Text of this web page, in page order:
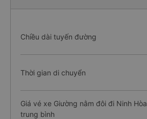
Chiều dài tuyến đường
Thời gian di chuyển
Giá vé xe Giường nằm đôi đi Ninh Hòa
trung bình